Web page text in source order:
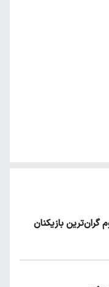
گران‌ترین بازیکنان